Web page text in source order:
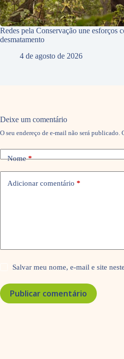
Redes pela Conservação une esforços
desmatamento
4 de agosto de 2026
Deixe um comentário
O seu endereço de e-mail não será publicado.
Nome*
Adicionar comentário *
Salvar meu nome, e-mail e site
Publicar comentário